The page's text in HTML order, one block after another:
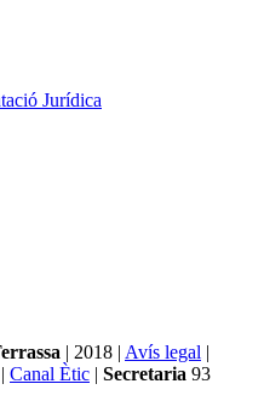
Jurídica
| 2018 | Avís legal |
| Canal Ètic | Secretaria 93